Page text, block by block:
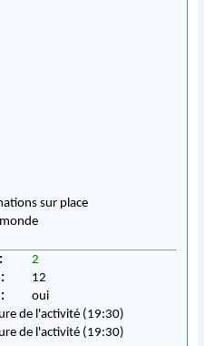
sur place
2
12
oui
de l'activité (19:30)
de l'activité (19:30)